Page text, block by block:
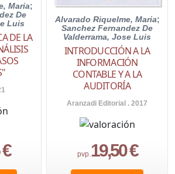
Maria;
De
Luis
DE LA
Alvarado Riquelme, Maria;
Sanchez Fernandez De
Valderrama, Jose Luis
INTRODUCCIÓN A LA
INFORMACIÓN
CONTABLE Y A LA
AUDITORÍA
Aranzadi Editorial . 2017
pvp.19,50 €